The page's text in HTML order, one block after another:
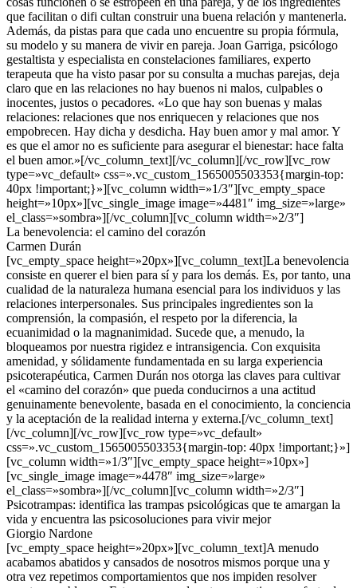
que facilitan o difi cultan construir una buena relación y mantenerla.
Además, da pistas para que cada uno encuentre su propia fórmula,
su modelo y su manera de vivir en pareja. Joan Garriga, psicólogo
gestaltista y especialista en constelaciones familiares, experto
terapeuta que ha visto pasar por su consulta a muchas parejas, deja
claro que en las relaciones no hay buenos ni malos, culpables o
inocentes, justos o pecadores. «Lo que hay son buenas y malas
relaciones: relaciones que nos enriquecen y relaciones que nos
empobrecen. Hay dicha y desdicha. Hay buen amor y mal amor. Y
es que el amor no es suficiente para asegurar el bienestar: hace falta
el buen amor.»[/vc_column_text][/vc_column][/vc_row][vc_row
type=»vc_default» css=».vc_custom_1565005503353{margin-top:
40px !important;}»][vc_column width=»1/3″][vc_empty_space
height=»10px»][vc_single_image image=»4481″ img_size=»large»
el_class=»sombra»][/vc_column][vc_column width=»2/3″]
La benevolencia: el camino del corazón
Carmen Durán
[vc_empty_space height=»20px»][vc_column_text]La benevolencia
consiste en querer el bien para sí y para los demás. Es, por tanto, una
cualidad de la naturaleza humana esencial para los individuos y las
relaciones interpersonales. Sus principales ingredientes son la
comprensión, la compasión, el respeto por la diferencia, la
ecuanimidad o la magnanimidad. Sucede que, a menudo, la
bloqueamos por nuestra rigidez e intransigencia. Con exquisita
amenidad, y sólidamente fundamentada en su larga experiencia
psicoterapéutica, Carmen Durán nos otorga las claves para cultivar
el «camino del corazón» que pueda conducirnos a una actitud
genuinamente benevolente, basada en el conocimiento, la conciencia
y la aceptación de la realidad interna y externa.[/vc_column_text]
[/vc_column][/vc_row][vc_row type=»vc_default»
css=».vc_custom_1565005503353{margin-top: 40px !important;}»]
[vc_column width=»1/3″][vc_empty_space height=»10px»]
[vc_single_image image=»4478″ img_size=»large»
el_class=»sombra»][/vc_column][vc_column width=»2/3″]
Psicotrampas: identifica las trampas psicológicas que te amargan la
vida y encuentra las psicosoluciones para vivir mejor
Giorgio Nardone
[vc_empty_space height=»20px»][vc_column_text]A menudo
acabamos abatidos y cansados de nosotros mismos porque una y
otra vez repetimos comportamientos que nos impiden resolver